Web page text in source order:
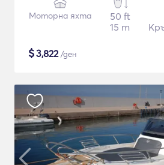
Моторна яхта
50 ft
15 m
$3,822/ден